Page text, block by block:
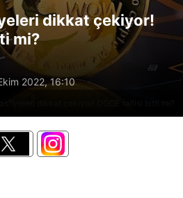
dikkat çekiyor!
mi?
2022, 16:10